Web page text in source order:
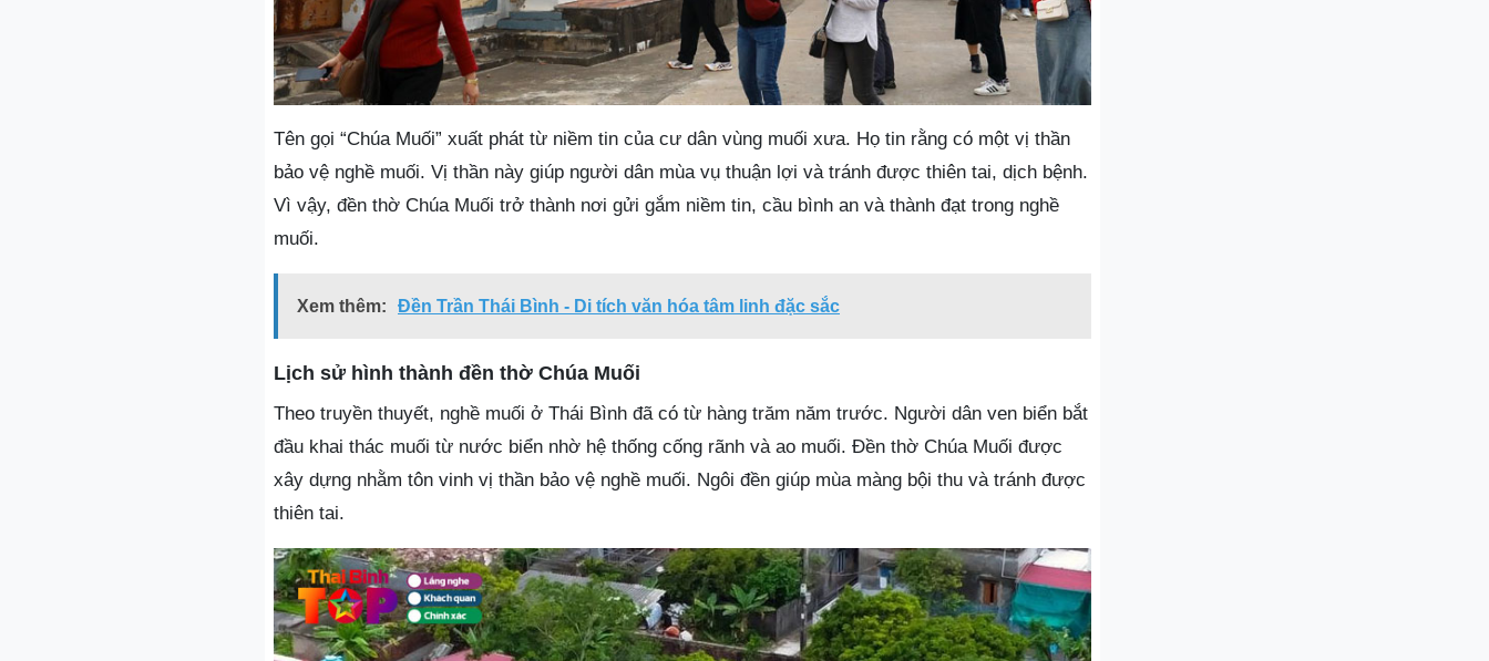
Tên gọi “Chúa Muối” xuất phát từ niềm tin của cư dân vùng muối xưa. Họ tin rằng có một vị thần
bảo vệ nghề muối. Vị thần này giúp người dân mùa vụ thuận lợi và tránh được thiên tai, dịch bệnh.
Vì vậy, đền thờ Chúa Muối trở thành nơi gửi gắm niềm tin, cầu bình an và thành đạt trong nghề
muối.
Xem thêm: Đền Trần Thái Bình - Di tích văn hóa tâm linh đặc sắc
Lịch sử hình thành đền thờ Chúa Muối
Theo truyền thuyết, nghề muối ở Thái Bình đã có từ hàng trăm năm trước. Người dân ven biển bắt
đầu khai thác muối từ nước biển nhờ hệ thống cống rãnh và ao muối. Đền thờ Chúa Muối được
xây dựng nhằm tôn vinh vị thần bảo vệ nghề muối. Ngôi đền giúp mùa màng bội thu và tránh được
thiên tai.